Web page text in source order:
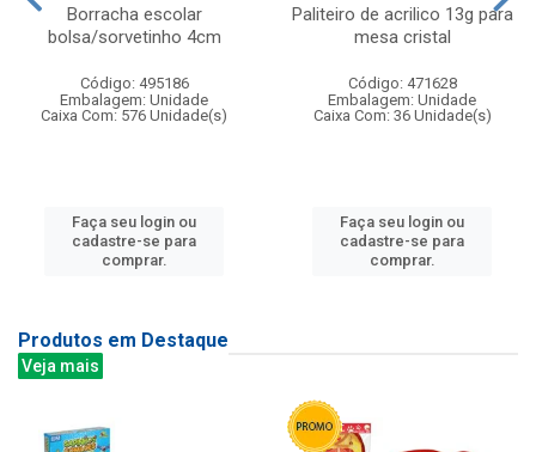
Borracha escolar
bolsa/sorvetinho 4cm
Código: 495186
Embalagem: Unidade
Caixa Com: 576 Unidade(s)
Faça seu login ou
cadastre-se para
comprar.
Paliteiro de acrilico 13g para
mesa cristal
Código: 471628
Embalagem: Unidade
Caixa Com: 36 Unidade(s)
Faça seu login ou
cadastre-se para
comprar.
Produtos em Destaque
Veja mais